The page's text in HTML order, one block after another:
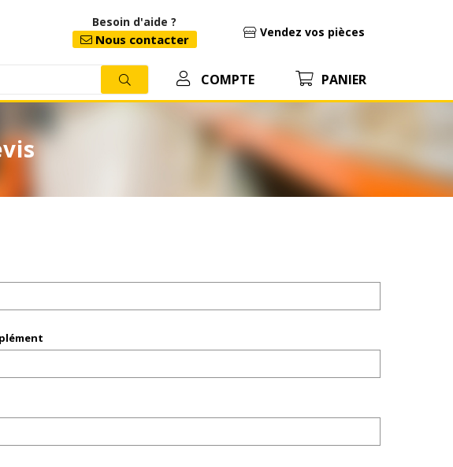
Besoin d'aide ?
Nous contacter Vendez vos pièces
COMPTE PANIER